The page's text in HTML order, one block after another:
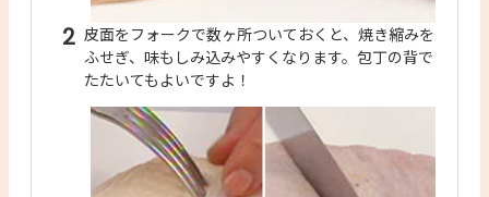
2 皮面をフォークで数ヶ所ついておくと、焼き縮みを
ふせぎ、味もしみ込みやすくなります。包丁の背で
たたいてもよいですよ！